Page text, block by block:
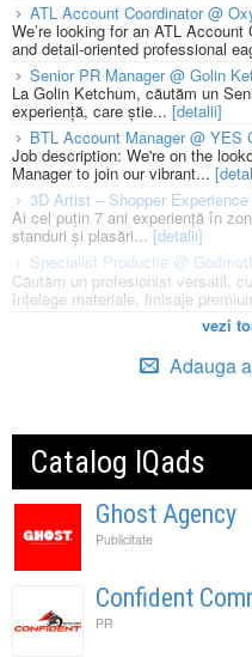
ATL Account Coordinator @
We’re looking for an ATL
and detail-oriented professional
Senior PR Manager @ Golin
La Golin Ketchum, căutăm un
experiență, care știe... [detalii]
BTL Account Manager @ YES
Job description: We're on the
Manager to join our vibrant...
3D Artist – Shopper
Ai cel puțin 7 ani experiență în
standuri și plasări... [detalii]
Specialist Productie @
Căutăm un profesionist versatil,
înțelege materiale, finisaje
vezi
Adauga
Catalog IQads
Ghost Agency
Publicitate
Confident
PR